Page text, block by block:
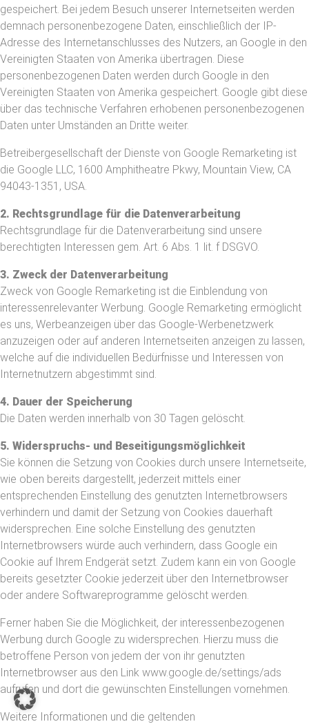
gespeichert. Bei jedem Besuch unserer Internetseiten werden
demnach personenbezogene Daten, einschließlich der IP-
Adresse des Internetanschlusses des Nutzers, an Google in den
Vereinigten Staaten von Amerika übertragen. Diese
personenbezogenen Daten werden durch Google in den
Vereinigten Staaten von Amerika gespeichert. Google gibt diese
über das technische Verfahren erhobenen personenbezogenen
Daten unter Umständen an Dritte weiter.
Betreibergesellschaft der Dienste von Google Remarketing ist
die Google LLC, 1600 Amphitheatre Pkwy, Mountain View, CA
94043-1351, USA.
2. Rechtsgrundlage für die Datenverarbeitung
Rechtsgrundlage für die Datenverarbeitung sind unsere
berechtigten Interessen gem. Art. 6 Abs. 1 lit. f DSGVO.
3. Zweck der Datenverarbeitung
Zweck von Google Remarketing ist die Einblendung von
interessenrelevanter Werbung. Google Remarketing ermöglicht
es uns, Werbeanzeigen über das Google-Werbenetzwerk
anzuzeigen oder auf anderen Internetseiten anzeigen zu lassen,
welche auf die individuellen Bedürfnisse und Interessen von
Internetnutzern abgestimmt sind.
4. Dauer der Speicherung
Die Daten werden innerhalb von 30 Tagen gelöscht.
5. Widerspruchs- und Beseitigungsmöglichkeit
Sie können die Setzung von Cookies durch unsere Internetseite,
wie oben bereits dargestellt, jederzeit mittels einer
entsprechenden Einstellung des genutzten Internetbrowsers
verhindern und damit der Setzung von Cookies dauerhaft
widersprechen. Eine solche Einstellung des genutzten
Internetbrowsers würde auch verhindern, dass Google ein
Cookie auf Ihrem Endgerät setzt. Zudem kann ein von Google
bereits gesetzter Cookie jederzeit über den Internetbrowser
oder andere Softwareprogramme gelöscht werden.
Ferner haben Sie die Möglichkeit, der interessenbezogenen
Werbung durch Google zu widersprechen. Hierzu muss die
betroffene Person von jedem der von ihr genutzten
Internetbrowser aus den Link www.google.de/settings/ads
aufrufen und dort die gewünschten Einstellungen vornehmen.
Weitere Informationen und die geltenden